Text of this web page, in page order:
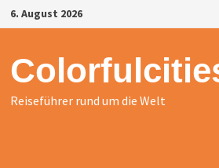
Zurück
zum
6. August 2026
Reiseführer rund um die Welt